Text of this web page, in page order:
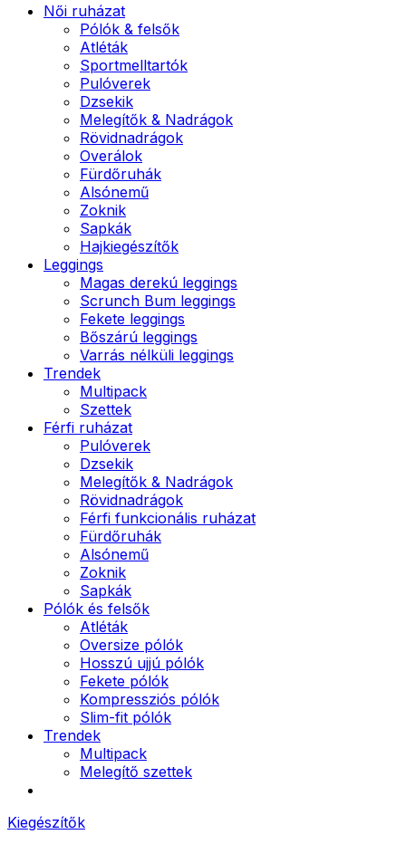
Női ruházat
Pólók & felsők
Atléták
Sportmelltartók
Pulóverek
Dzsekik
Melegítők & Nadrágok
Rövidnadrágok
Overálok
Fürdőruhák
Alsónemű
Zoknik
Sapkák
Hajkiegészítők
Leggings
Magas derekú leggings
Scrunch Bum leggings
Fekete leggings
Bőszárú leggings
Varrás nélküli leggings
Trendek
Multipack
Szettek
Férfi ruházat
Pulóverek
Dzsekik
Melegítők & Nadrágok
Rövidnadrágok
Férfi funkcionális ruházat
Fürdőruhák
Alsónemű
Zoknik
Sapkák
Pólók és felsők
Atléták
Oversize pólók
Hosszú ujjú pólók
Fekete pólók
Kompressziós pólók
Slim-fit pólók
Trendek
Multipack
Melegítő szettek
Kiegészítők